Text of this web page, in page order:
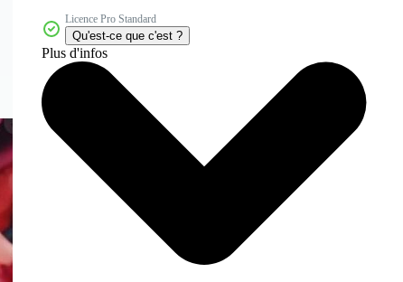
Licence Pro Standard
Qu'est-ce que c'est ?
Plus d'infos